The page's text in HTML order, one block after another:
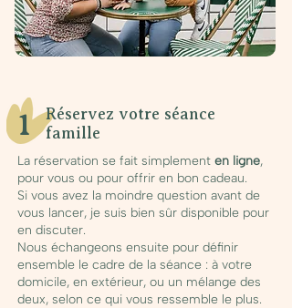
Réservez votre séance
famille
1
La réservation se fait simplement en ligne,
pour vous ou pour offrir en bon cadeau.
Si vous avez la moindre question avant de
vous lancer, je suis bien sûr disponible pour
en discuter.
Nous échangeons ensuite pour définir
ensemble le cadre de la séance : à votre
domicile, en extérieur, ou un mélange des
deux, selon ce qui vous ressemble le plus.